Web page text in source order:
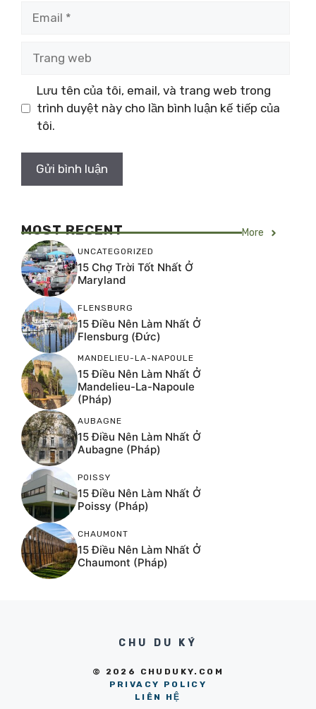
web
Lưu tên của tôi, email, và trang web trong
trình duyệt này cho lần bình luận kế tiếp của
tôi.
MOST RECENT More
UNCATEGORIZED
15 Chợ Trời Tốt Nhất Ở
Maryland
FLENSBURG
15 Điều Nên Làm Nhất Ở
Flensburg (Đức)
MANDELIEU-LA-NAPOULE
15 Điều Nên Làm Nhất Ở
Mandelieu-La-Napoule
(Pháp)
AUBAGNE
15 Điều Nên Làm Nhất Ở
Aubagne (Pháp)
POISSY
15 Điều Nên Làm Nhất Ở
Poissy (Pháp)
CHAUMONT
15 Điều Nên Làm Nhất Ở
Chaumont (Pháp)
CHU DU KÝ
© 2026 CHUDUKY.COM
PRIVACY POLICY
LIÊN HỆ